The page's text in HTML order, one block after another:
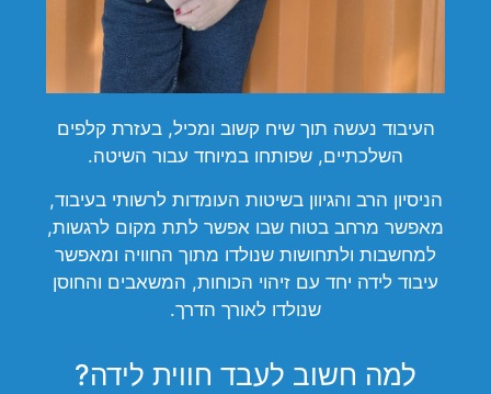
העיבוד נעשה תוך שיח קשוב ומכיל, בעזרת קלפים
השלכתיים, שפותחו במיוחד עבור השיטה.
הניסיון הרב והגיוון בשיטות העומדות לרשותי בעיבוד,
מאפשר מרחב בטוח שבו אפשר לתת מקום לרגשות,
למחשבות ולתחושות שנולדו מתוך החוויה ומאפשר
עיבוד לידה יחד עם זיהוי הכוחות, המשאבים והחוסן
שנולדו לאורך הדרך.
למה חשוב לעבד חווית לידה?